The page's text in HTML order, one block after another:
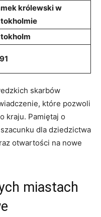
‍królewski ‌w
skarbów
które pozwoli
kraju. ⁢Pamiętaj ⁤o‍
dla dziedzictwa
otwartości na nowe
miastach